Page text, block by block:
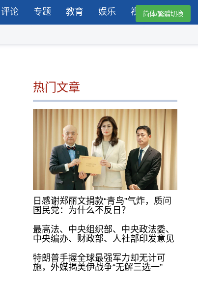
评论 专题 教育 娱乐 视频简体/繁體切換
热门文章
日感谢郑丽文捐款“青鸟”气炸，质问
国民党：为什么不反日？
最高法、中央组织部、中央政法委、
中央编办、财政部、人社部印发意见
特朗普手握全球最强军力却无计可
施，外媒揭美伊战争“无解三选一”